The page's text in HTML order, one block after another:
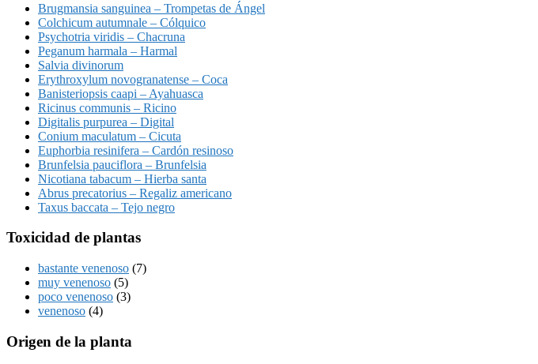
Brugmansia sanguinea – Trompetas de Ángel
Colchicum autumnale – Cólquico
Psychotria viridis – Chacruna
Peganum harmala – Harmal
Salvia divinorum
Erythroxylum novogranatense – Coca
Banisteriopsis caapi – Ayahuasca
Ricinus communis – Ricino
Digitalis purpurea – Digital
Conium maculatum – Cicuta
Euphorbia resinifera – Cardón resinoso
Brunfelsia pauciflora – Brunfelsia
Nicotiana tabacum – Hierba santa
Abrus precatorius – Regaliz americano
Taxus baccata – Tejo negro
Toxicidad de plantas
bastante venenoso (7)
muy venenoso (5)
poco venenoso (3)
venenoso (4)
Origen de la planta